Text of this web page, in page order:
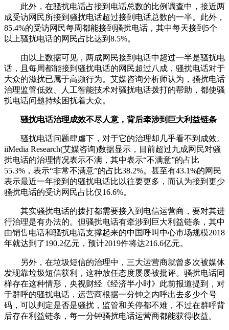
此外，在骚扰电话占接到电话总数的比例调查中，接近两
成受访网民所接到骚扰电话超过接到电话总数的一半。此外，
85.4%的受访网民每周都能接到骚扰电话，其中每天接到5个
以上骚扰电话的网民占比达到8.5%。
由以上数据可见，两成网民接到电话中超过一半是骚扰电
话，且每周都能接到骚扰电话的网民超过八成，骚扰电话对于
大众的滋扰已属于高频行为。艾媒咨询分析师认为，骚扰电话
治理监管低效、人工智能技术对骚扰电话拨打的帮助，都使骚
扰电话问题持续困扰着大众。
骚扰电话治理成效不尽人意，背后牵涉到巨大利益链条
骚扰电话问题肆虐下，对于它的治理却几乎看不到成效。
iiMedia Research(艾媒咨询)数据显示，目前超过九成网民对骚
扰电话的治理情况表示不满，其中表示“不满意”的占比
55.3%，表示“非常不满意”的占比38.2%。甚至有43.1%的网民
表示最近一年接到的骚扰电话比以往要更多，而认为接到更少
骚扰电话的受访网民占比仅16.6%。
其实骚扰电话的拨打都需要接入到电信运营商，要对其进
行治理是有办法的。但骚扰电话有牵涉到巨大利益链条，其中
由销售电话和骚扰电话支撑起来的中国呼叫中心市场规模2018
年就达到了190.2亿元，预计2019件将达216.6亿元。
另外，在垃圾短信的治理中，三大运营商就曾多次被媒体
发现靠垃圾短信获利，这种放任态度屡屡被批评。骚扰电话同
样存在这种情形，央视财经《经济半小时》此前报道提到，对
于群呼的骚扰电话，运营商根据一分钟之内呼出去多少个号
码，可以判定是否是骚扰，监管和关停都不难，不过在群呼背
后存在利益链条，每一分钟骚扰电话运营商都能获得收益。